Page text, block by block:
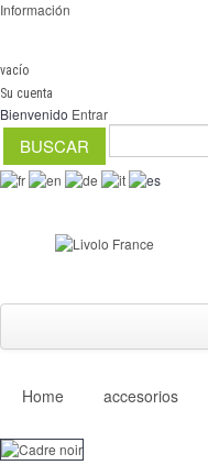
Información
vacío
Su cuenta
Bienvenido Entrar
Interruptores
regulador
Home accesorios